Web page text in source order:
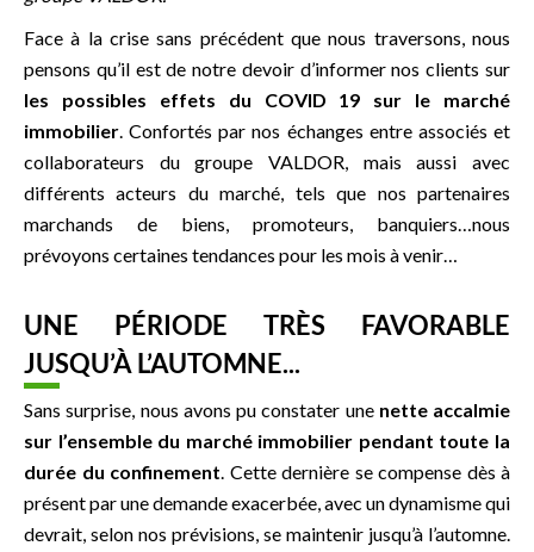
Face à la crise sans précédent que nous traversons, nous
pensons qu’il est de notre devoir d’informer nos clients sur
les possibles effets du COVID 19 sur le marché
immobilier. Confortés par nos échanges entre associés et
collaborateurs du groupe VALDOR, mais aussi avec
différents acteurs du marché, tels que nos partenaires
marchands de biens, promoteurs, banquiers…nous
prévoyons certaines tendances pour les mois à venir…
UNE PÉRIODE TRÈS FAVORABLE
JUSQU’À L’AUTOMNE...
Sans surprise, nous avons pu constater une nette accalmie
sur l’ensemble du marché immobilier pendant toute la
durée du confinement. Cette dernière se compense dès à
présent par une demande exacerbée, avec un dynamisme qui
devrait, selon nos prévisions, se maintenir jusqu’à l’automne.